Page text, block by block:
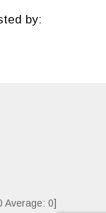
by:
Average: 0]